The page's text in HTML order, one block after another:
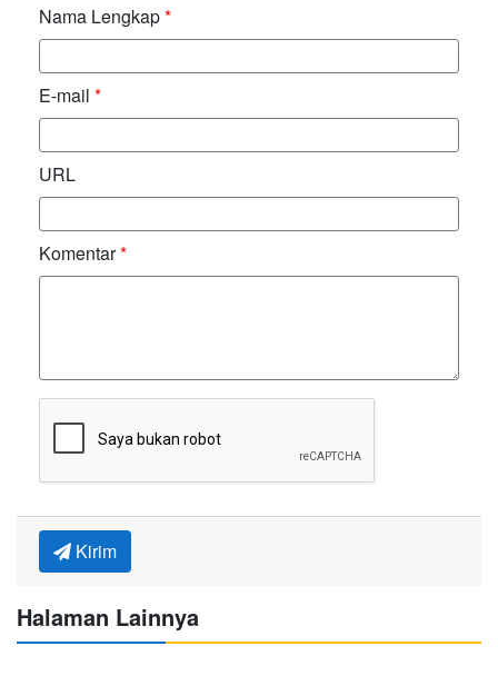
Nama Lengkap*
E-mail *
URL
Komentar*
Kirim
Halaman Lainnya